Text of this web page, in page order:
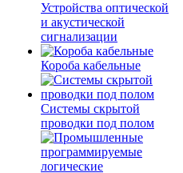
Устройства оптической
и акустической
сигнализации
Короба кабельные
Системы скрытой
проводки под полом